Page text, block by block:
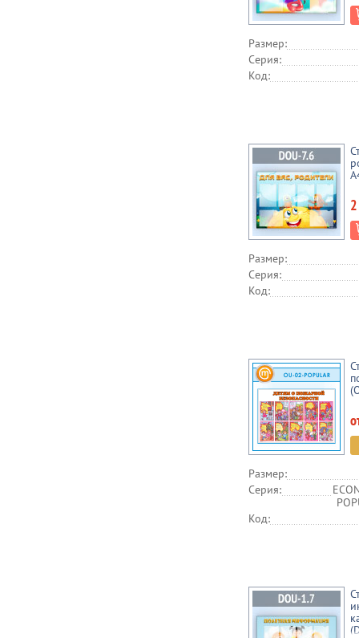
Размер:
Серия:
Код:
Размер:
Серия:
Код:
Размер:
Серия:
Код: